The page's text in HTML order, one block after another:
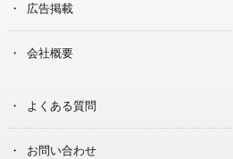
広告掲載
会社概要
よくある質問
お問い合わせ